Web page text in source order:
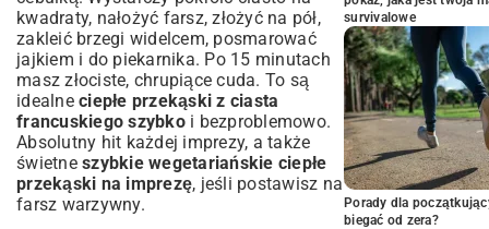
kwadraty, nałożyć farsz, złożyć na pół,
zakleić brzegi widelcem, posmarować
jajkiem i do piekarnika. Po 15 minutach
masz złociste, chrupiące cuda. To są
idealne ciepłe przekąski z ciasta
francuskiego szybkoi bezproblemowo.
Absolutny hit każdej imprezy, a także
świetne szybkie wegetariańskie ciepłe
przekąski na imprezę, jeśli postawisz na
farsz warzywny.
survivalowe
Porady dla
biegać od zera?